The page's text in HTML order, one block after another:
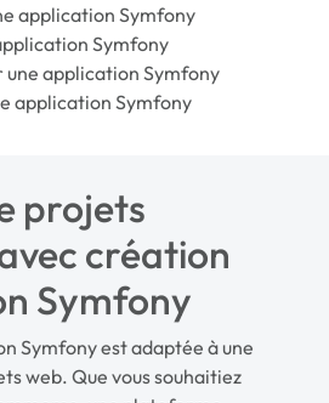
application Symfony
Symfony
une application Symfony
application Symfony
projets
création
Symfony
Symfony est adaptée à une
web. Que vous souhaitiez